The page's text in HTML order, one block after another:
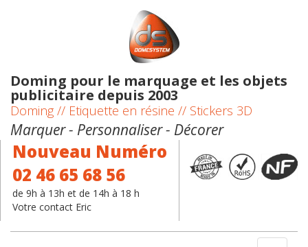
Doming pour le marquage et les objets
publicitaire depuis 2003
Doming // Etiquette en résine // Stickers 3D
Marquer - Personnaliser - Décorer
Nouveau Numéro
02 46 65 68 56
de 9h à 13h et de 14h à 18 h
Votre contact Eric